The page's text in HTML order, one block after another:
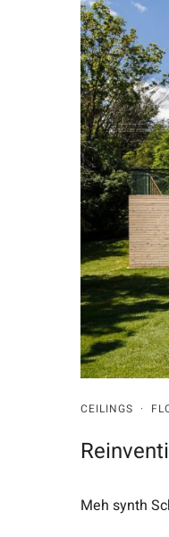
CEILINGS ·
Meh synth